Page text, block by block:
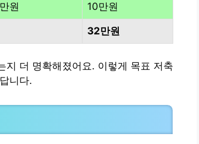
원 10만원
32만원
지 더 명확해졌어요. 이렇게 목표 저축
니다.